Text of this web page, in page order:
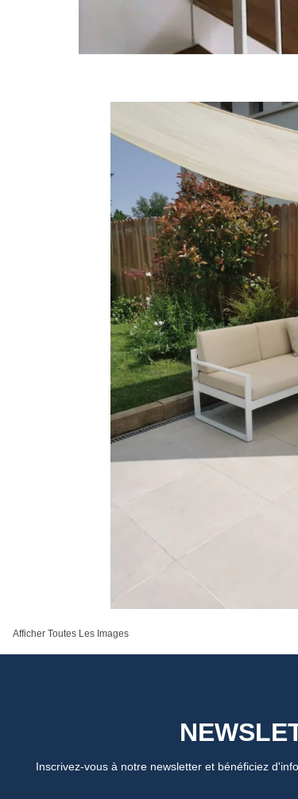
Afficher Toutes Les Images
Inscrivez-vous à notre newsletter et bénéficiez